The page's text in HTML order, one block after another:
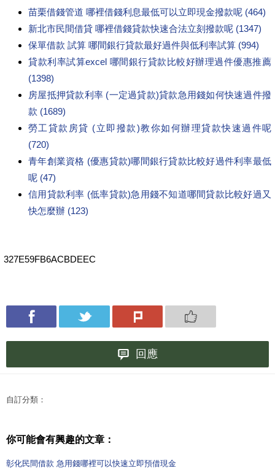
苗栗借錢管道 哪裡借錢利息最低可以立即現金撥款呢 (464)
新北市民間借貸 哪裡借錢貸款快速合法立刻撥款呢 (1347)
保單借款 試算 哪間銀行貸款最好過件與低利率試算 (994)
貸款利率試算excel 哪間銀行貸款比較好辦理過件優惠推薦
(1398)
房屋抵押貸款利率 (一定過貸款)貸款急用錢如何快速過件撥
款 (1689)
勞工貸款房貸 (立即撥款)教你如何辦理貸款快速過件呢
(720)
青年創業資格 (優惠貸款)哪間銀行貸款比較好過件利率最低
呢 (47)
信用貸款利率 (低率貸款)急用錢不知道哪間貸款比較好過又
快怎麼辦 (123)
327E59FB6ACBDEEC
回應
自訂分類：
你可能會有興趣的文章：
彰化民間借款 急用錢哪裡可以快速立即預借現金